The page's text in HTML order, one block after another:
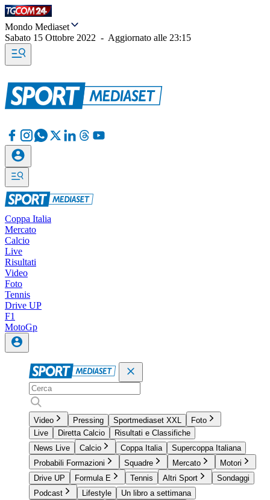
Mondo Mediaset
Sabato 15 Ottobre 2022 - Aggiornato alle 23:15
Coppa Italia
Mercato
Calcio
Live
Risultati
Video
Foto
Tennis
Drive UP
F1
MotoGp
Video Pressing Sportmediaset XXL
Foto
Live
Diretta Calcio
Risultati e Classifiche
News Live
Calcio Coppa Italia
Supercoppa Italiana
Probabili Formazioni
Squadre Mercato
Motori
Drive UP
Formula E Tennis Altri Sport
Sondaggi
Podcast
Lifestyle
Un libro a settimana